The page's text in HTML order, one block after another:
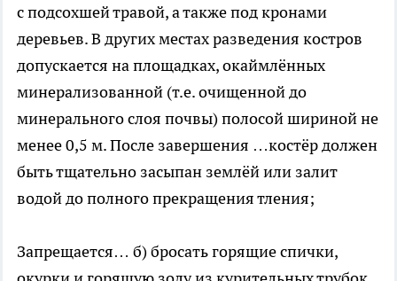
с подсохшей травой, а также под кронами
деревьев. В других местах разведения костров
допускается на площадках, окаймлённых
минерализованной (т.е. очищенной до
минерального слоя почвы) полосой шириной не
менее 0,5 м. После завершения …костёр должен
быть тщательно засыпан землёй или залит
водой до полного прекращения тления;
Запрещается… б) бросать горящие спички,